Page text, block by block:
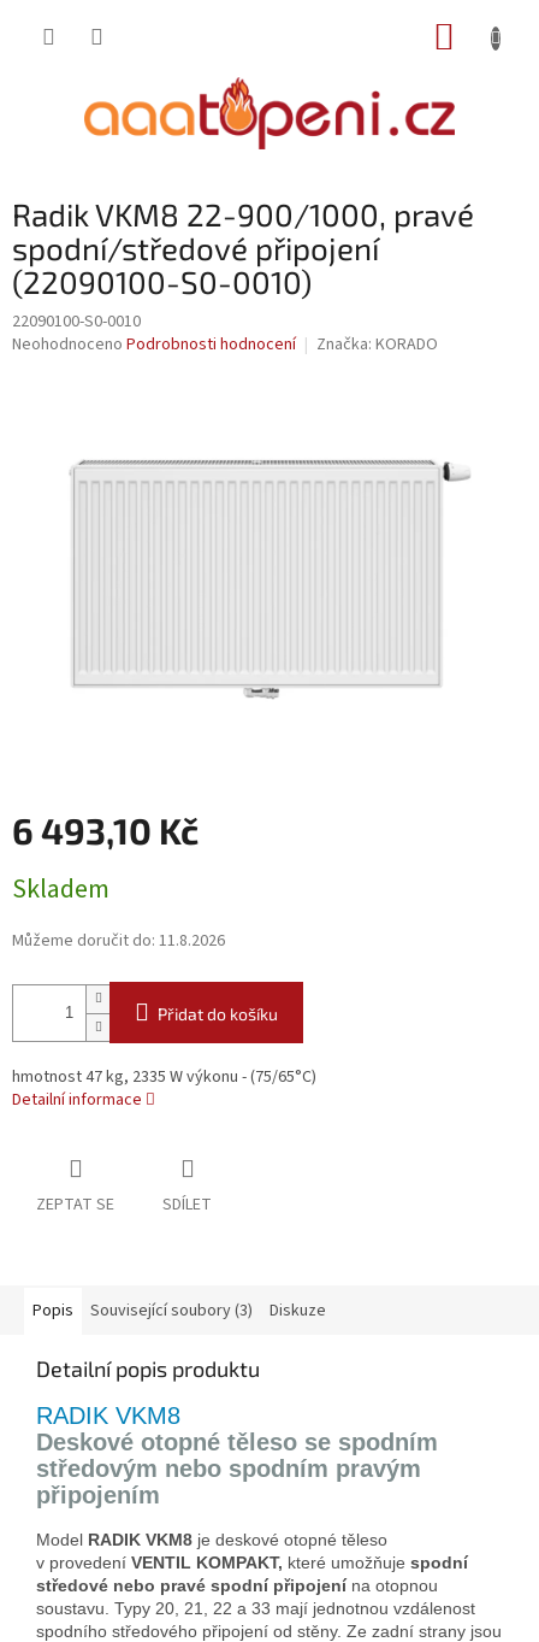
Radik VKM8 22-900/1000, pravé
spodní/středové připojení
(22090100-S0-0010)
22090100-S0-0010
Průměrné
Neohodnoceno Podrobnosti hodnocení Značka: KORADO
6 493,10 Kč
cena:
Skladem
Můžeme doručit do: 11.8.2026
Přidat do košíku
hmotnost 47 kg, 2335 W výkonu - (75/65°C)
Detailní informace
ZEPTAT SE SDÍLET
Popis Související soubory (3) Diskuze
Detailní popis produktu
RADIK VKM8
Deskové otopné těleso se spodním
středovým nebo spodním pravým
připojením
Model RADIK VKM8 je deskové otopné těleso
v provedení VENTIL KOMPAKT, které umožňuje spodní
středové nebo pravé spodní připojenína otopnou
soustavu. Typy 20, 21, 22 a 33 mají jednotnou vzdálenost
spodního středového připojení od stěny. Ze zadní strany jsou